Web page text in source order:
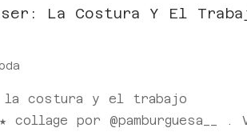
La Costura Y El
la costura y el trabajo
por @pamburguesa__ .